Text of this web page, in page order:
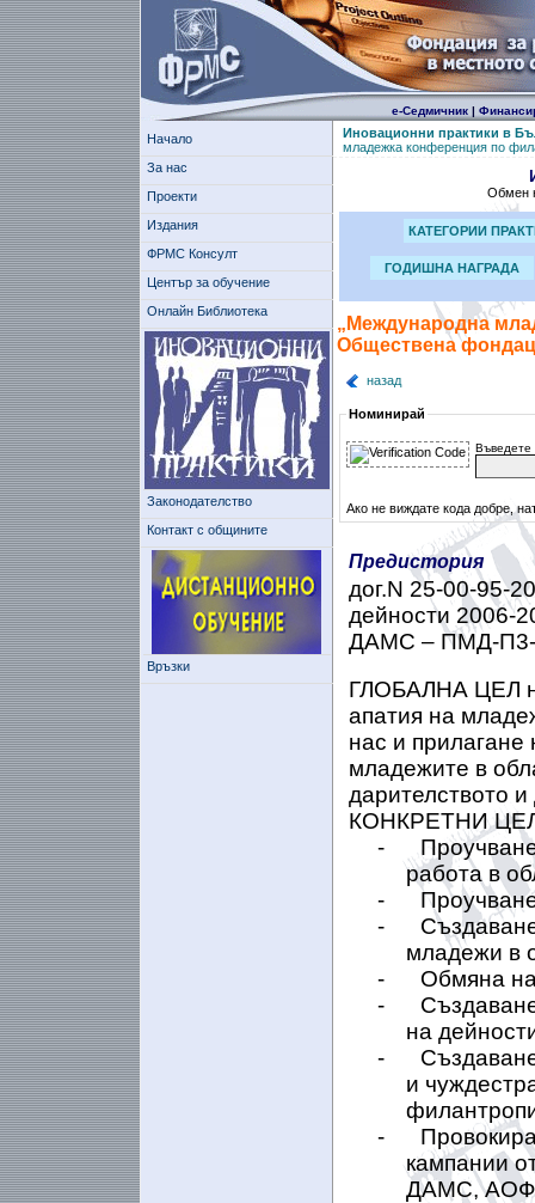
е-Седмичник|
Начало
За нас
Проекти
Издания
ФРМС Консулт
Център за обучение
Онлайн Библиотека
Законодателство
Контакт с общините
Връзки
Иновационни практики в
младежка конференция по
Обмен
КАТЕГОРИИ
ГОДИШНА НАГРАДА
„Международна
Обществена
назад
Номинирай
Въведете
Ако не виждате кода добре,
Предистория
дог.N 25-00-95-
дейности 2006-
ДАМС – ПМД-П3-
ГЛОБАЛНА ЦЕЛ
апатия на
нас и прилагане
младежите в
дарителството
КОНКРЕТНИ
-
работа в
-
-
младежи в
-
Обмяна
-
на
-
и
-
кампании
ДАМС,